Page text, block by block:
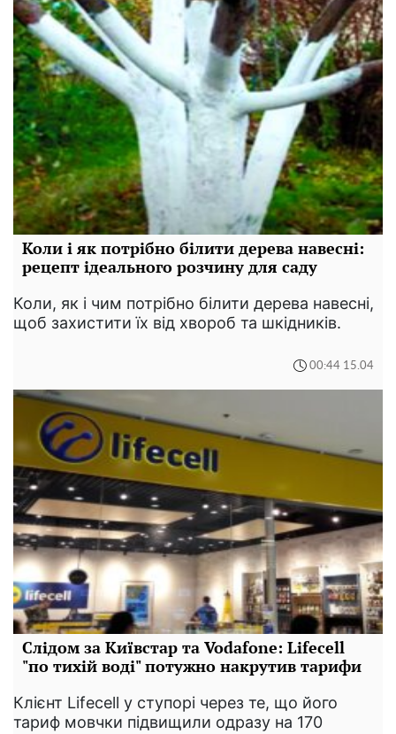
Коли і як потрібно білити дерева навесні:
рецепт ідеального розчину для саду
Коли, як і чим потрібно білити дерева навесні,
щоб захистити їх від хвороб та шкідників.
00:44 15.04
Слідом за Київстар та Vodafone: Lifecell
"по тихій воді" потужно накрутив тарифи
Клієнт Lifecell у ступорі через те, що його
тариф мовчки підвищили одразу на 170